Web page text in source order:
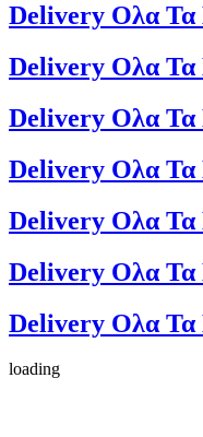
Delivery Ολα Τα
Delivery Ολα Τα
Delivery Ολα Τα
Delivery Ολα Τα
Delivery Ολα Τα
Delivery Ολα Τα
Delivery Ολα Τα
loading